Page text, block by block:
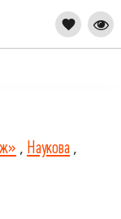
, Наукова ,